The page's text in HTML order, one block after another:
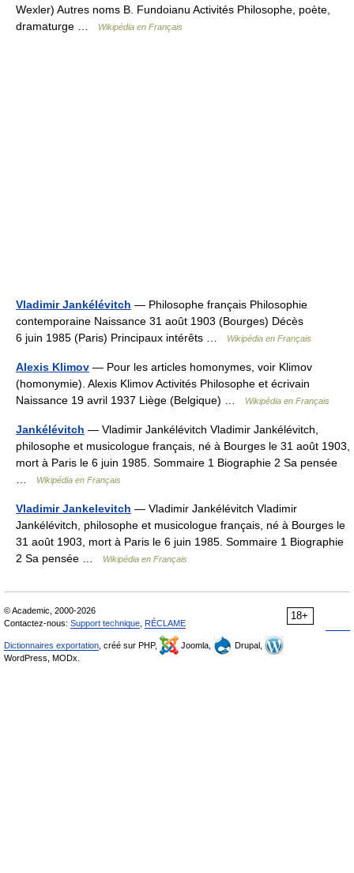
Wexler) Autres noms B. Fundoianu Activités Philosophe, poète,
dramaturge …
Wikipédia en Français
Vladimir Jankélévitch — Philosophe français Philosophie
contemporaine Naissance 31 août 1903 (Bourges) Décès
6 juin 1985 (Paris) Principaux intérêts …
Wikipédia en Français
Alexis Klimov — Pour les articles homonymes, voir Klimov
(homonymie). Alexis Klimov Activités Philosophe et écrivain
Naissance 19 avril 1937 Liège (Belgique) …
Wikipédia en Français
Jankélévitch — Vladimir Jankélévitch Vladimir Jankélévitch,
philosophe et musicologue français, né à Bourges le 31 août 1903,
mort à Paris le 6 juin 1985. Sommaire 1 Biographie 2 Sa pensée
Wikipédia en Français
Vladimir Jankelevitch — Vladimir Jankélévitch Vladimir
Jankélévitch, philosophe et musicologue français, né à Bourges le
31 août 1903, mort à Paris le 6 juin 1985. Sommaire 1 Biographie
2 Sa pensée …
Wikipédia en Français
18+
© Academic, 2000-2026
Contactez-nous: Support technique RÉCLAME
Dictionnaires exportation , créé sur PHP, Joomla,
Drupal,
WordPress, MODx.